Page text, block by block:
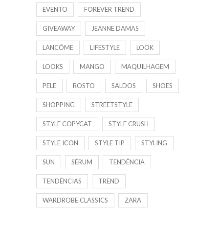
EVENTO FOREVER TREND
GIVEAWAY JEANNE DAMAS
LANCÔME LIFESTYLE LOOK
LOOKS MANGO MAQUILHAGEM
PELE ROSTO SALDOS SHOES
SHOPPING STREETSTYLE
STYLE COPYCAT STYLE CRUSH
STYLE ICON STYLE TIP STYLING
SUN SÉRUM TENDÊNCIA
TENDÊNCIAS TREND
WARDROBE CLASSICS ZARA